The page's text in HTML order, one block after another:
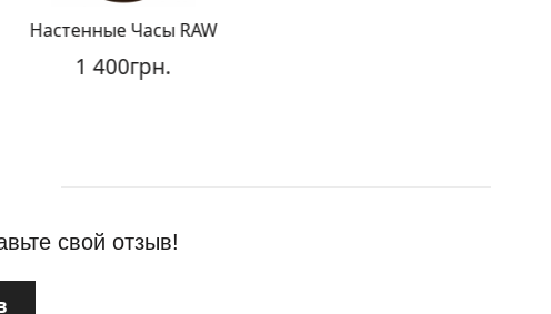
Настенные Часы RAW
1 400грн.
свой отзыв!